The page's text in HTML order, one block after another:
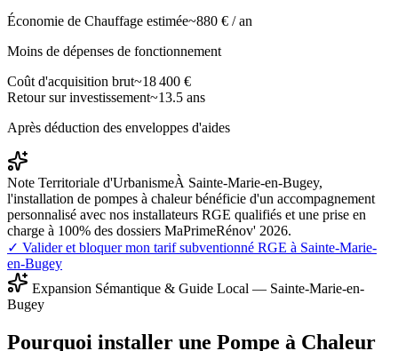
Économie de Chauffage estimée~880 € / an
Moins de dépenses de fonctionnement
Coût d'acquisition brut~18 400 €
Retour sur investissement~13.5 ans
Après déduction des enveloppes d'aides
Note Territoriale d'UrbanismeÀ Sainte-Marie-en-Bugey,
l'installation de pompes à chaleur bénéficie d'un accompagnement
personnalisé avec nos installateurs RGE qualifiés et une prise en
charge à 100% des dossiers MaPrimeRénov' 2026.
✓ Valider et bloquer mon tarif subventionné RGE à Sainte-Marie-
en-Bugey
Expansion Sémantique & Guide Local — Sainte-Marie-en-
Bugey
Pourquoi installer une Pompe à Chaleur